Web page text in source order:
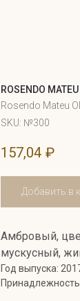
ROSENDO
Rosendo Mateu
SKU: №300
157,04 ₽
Добавить в
Амбровый,
мускусный,
Год выпуска: